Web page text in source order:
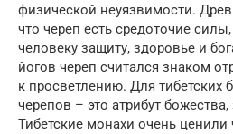
физической неуязвимости.
что череп есть средоточие
человеку защиту, здоровье и
йогов череп считался знаком
к просветлению. Для тибетских
черепов – это атрибут
Тибетские монахи очень ценили